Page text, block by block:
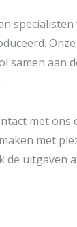
samen aan
met ons
met
de uitgaven